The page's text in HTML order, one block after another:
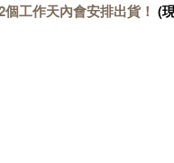
工作天內會安排出貨！ (